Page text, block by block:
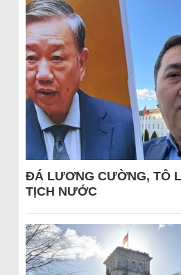
ĐÁ LƯƠNG CƯỜNG, TÔ
TỊCH NƯỚC